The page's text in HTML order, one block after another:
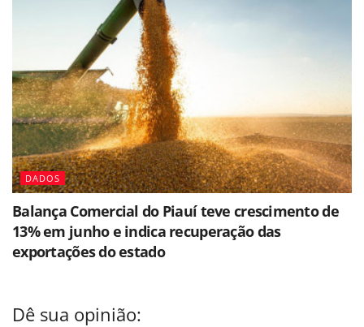
DADOS
Balança Comercial do Piauí teve crescimento de
13% em junho e indica recuperação das
exportações do estado
Dê sua opinião: